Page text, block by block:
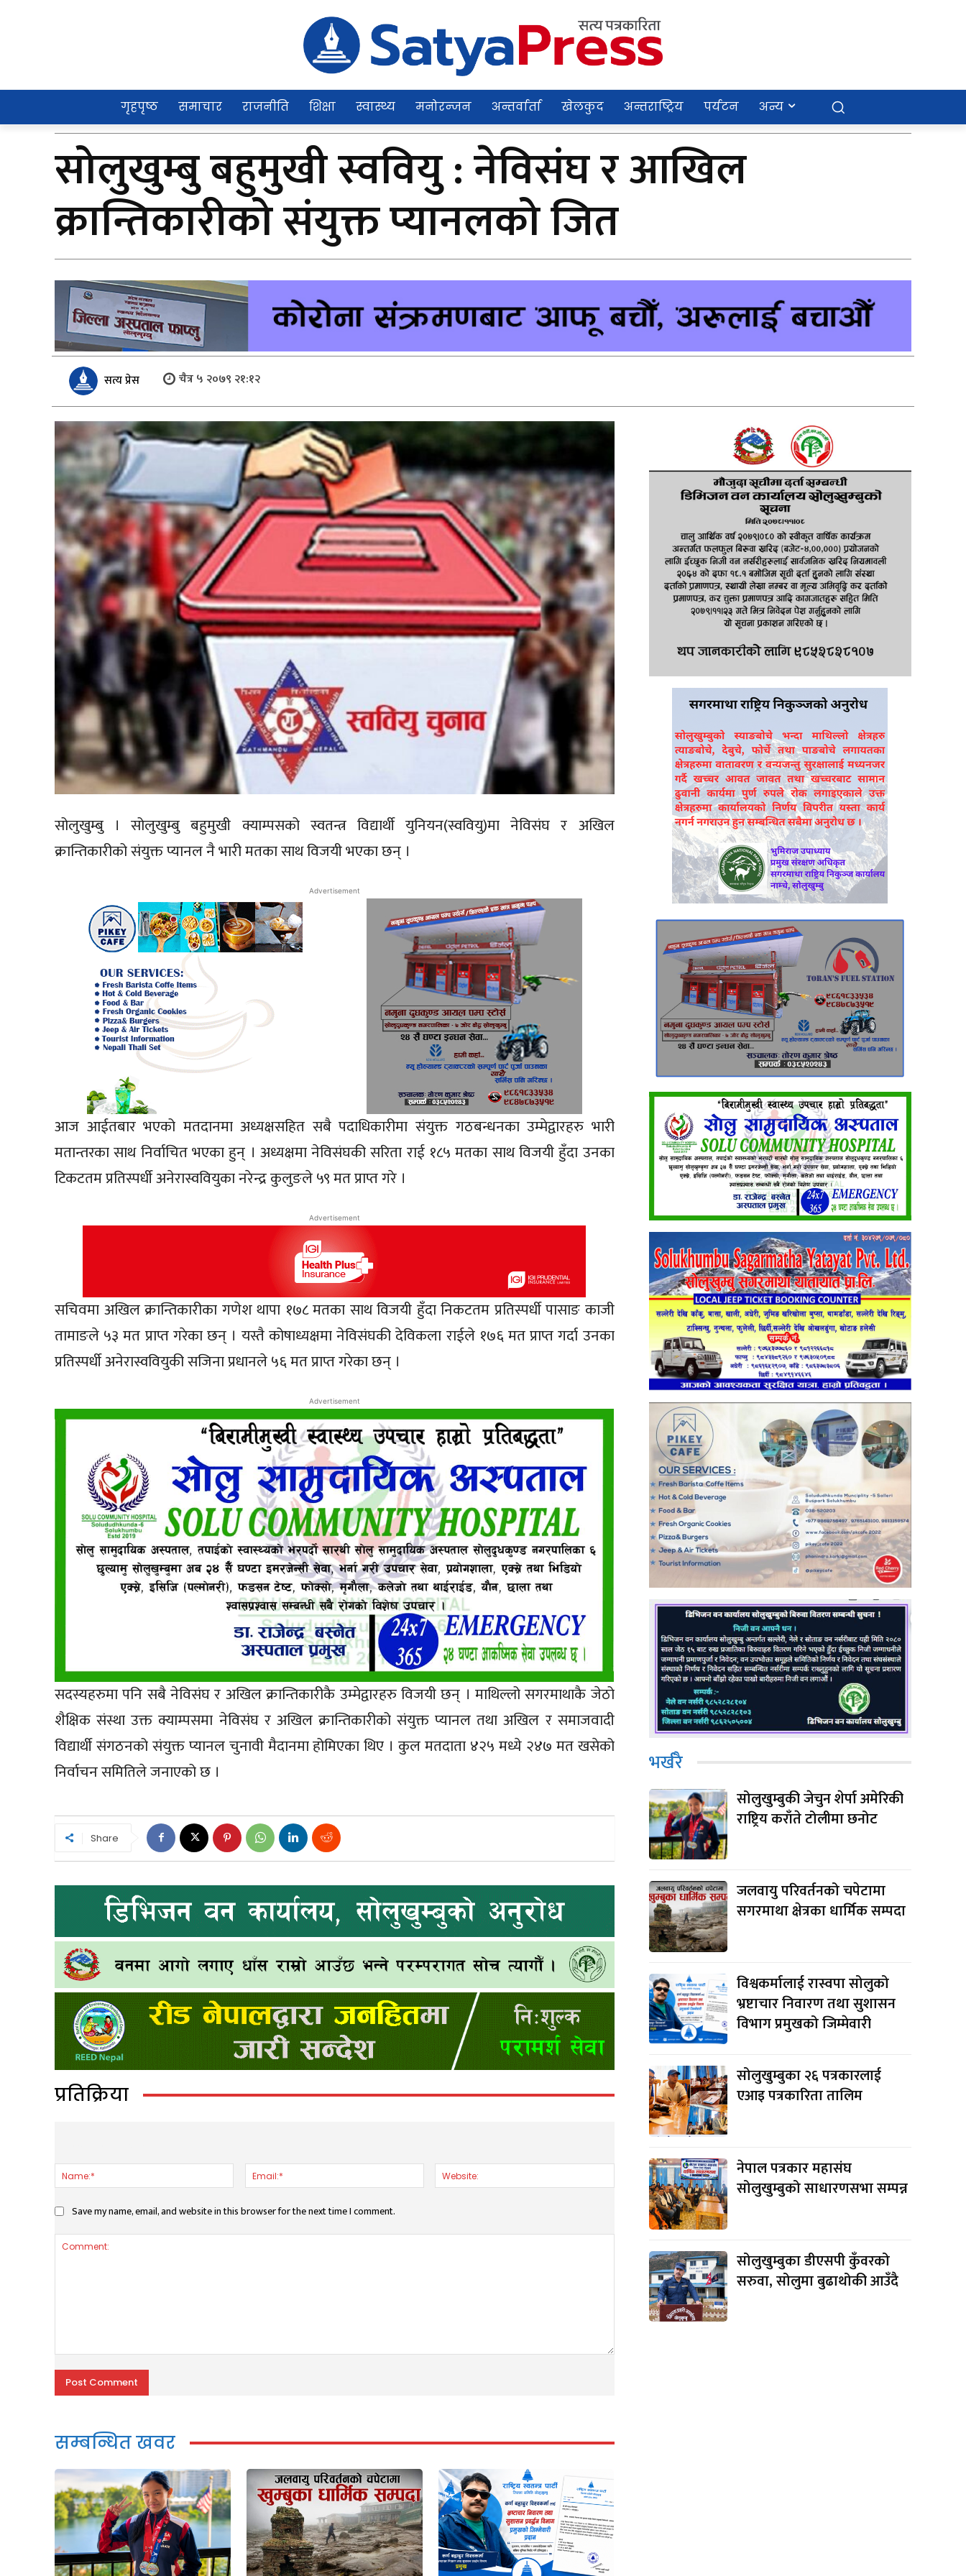
गृहपृष्ठ समाचार राजनीति शिक्षा स्वास्थ्य मनोरन्जन अन्तर्वार्ता खेलकुद अन्तराष्ट्रिय पर्यटन अन्य
सोलुखुम्बु बहुमुखी स्ववियु : नेविसंघ र आखिल
क्रान्तिकारीको संयुक्त प्यानलको जित
सत्य प्रेस चैत्र ५ २०७९ २१:१२
सोलुखुम्बु । सोलुखुम्बु बहुमुखी क्याम्पसको स्वतन्त्र विद्यार्थी युनियन(स्ववियु)मा नेविसंघ र अखिल
क्रान्तिकारीको संयुक्त प्यानल नै भारी मतका साथ विजयी भएका छन् ।
Advertisement
आज आईतबार भएको मतदानमा अध्यक्षसहित सबै पदाधिकारीमा संयुक्त गठबन्धनका उम्मेद्वारहरु भारी
मतान्तरका साथ निर्वाचित भएका हुन् । अध्यक्षमा नेविसंघकी सरिता राई १८५ मतका साथ विजयी हुँदा उनका
टिकटतम प्रतिस्पर्धी अनेरास्ववियुका नरेन्द्र कुलुङले ५९ मत प्राप्त गरे ।
Advertisement
सचिवमा अखिल क्रान्तिकारीका गणेश थापा १७८ मतका साथ विजयी हुँदा निकटतम प्रतिस्पर्धी पासाङ काजी
तामाङले ५३ मत प्राप्त गरेका छन् । यस्तै कोषाध्यक्षमा नेविसंघकी देविकला राईले १७६ मत प्राप्त गर्दा उनका
प्रतिस्पर्धी अनेरास्ववियुकी सजिना प्रधानले ५६ मत प्राप्त गरेका छन् ।
Advertisement
सदस्यहरुमा पनि सबै नेविसंघ र अखिल क्रान्तिकारीकै उम्मेद्वारहरु विजयी छन् । माथिल्लो सगरमाथाकै जेठो
शैक्षिक संस्था उक्त क्याम्पसमा नेविसंघ र अखिल क्रान्तिकारीको संयुक्त प्यानल तथा अखिल र समाजवादी
विद्यार्थी संगठनको संयुक्त प्यानल चुनावी मैदानमा होमिएका थिए । कुल मतदाता ४२५ मध्ये २४७ मत खसेको
निर्वाचन समितिले जनाएको छ ।
Share
प्रतिक्रिया
Name:* Email:* Website:
Save my name, email, and website in this browser for the next time I comment.
सम्बन्धित खवर
भर्खरै
सोलुखुम्बुकी जेचुन शेर्पा अमेरिकी
राष्ट्रिय कराँते टोलीमा छनोट
जलवायु परिवर्तनको चपेटामा
सगरमाथा क्षेत्रका धार्मिक सम्पदा
विश्वकर्मालाई रास्वपा सोलुको
भ्रष्टाचार निवारण तथा सुशासन
विभाग प्रमुखको जिम्मेवारी
सोलुखुम्बुका २६ पत्रकारलाई
एआइ पत्रकारिता तालिम
नेपाल पत्रकार महासंघ
सोलुखुम्बुको साधारणसभा सम्पन्न
सोलुखुम्बुका डीएसपी कुँवरको
सरुवा, सोलुमा बुढाथोकी आउँदै